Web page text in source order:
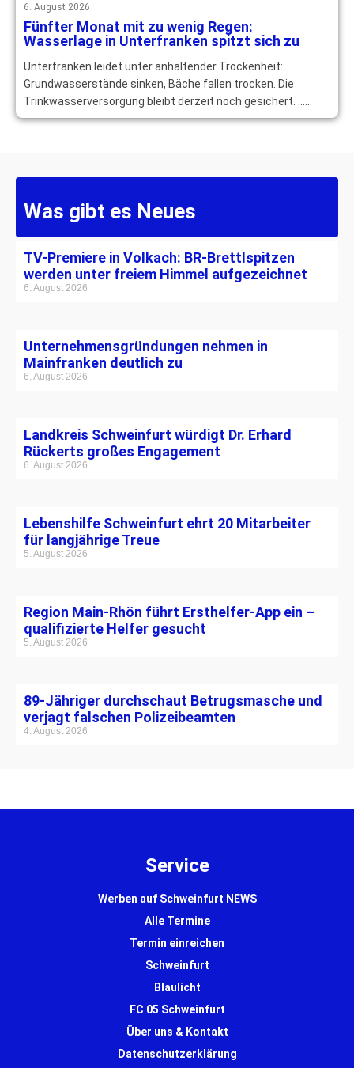
6. August 2026
Fünfter Monat mit zu wenig Regen:
Wasserlage in Unterfranken spitzt sich zu
Unterfranken leidet unter anhaltender Trockenheit:
Grundwasserstände sinken, Bäche fallen trocken. Die
Trinkwasserversorgung bleibt derzeit noch gesichert. …
mehr
Was gibt es Neues
TV-Premiere in Volkach: BR-Brettlspitzen
werden unter freiem Himmel aufgezeichnet
6. August 2026
Unternehmensgründungen nehmen in
Mainfranken deutlich zu
6. August 2026
Landkreis Schweinfurt würdigt Dr. Erhard
Rückerts großes Engagement
6. August 2026
Lebenshilfe Schweinfurt ehrt 20 Mitarbeiter
für langjährige Treue
5. August 2026
Region Main-Rhön führt Ersthelfer-App ein –
qualifizierte Helfer gesucht
5. August 2026
89-Jähriger durchschaut Betrugsmasche und
verjagt falschen Polizeibeamten
4. August 2026
Service
Werben auf Schweinfurt NEWS
Alle Termine
Termin einreichen
Schweinfurt
Blaulicht
FC 05 Schweinfurt
Über uns & Kontakt
Datenschutzerklärung